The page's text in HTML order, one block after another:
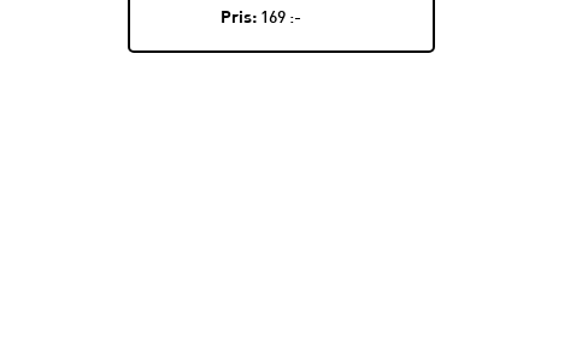
Pris:169 :-